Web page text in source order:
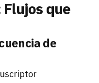
que
de